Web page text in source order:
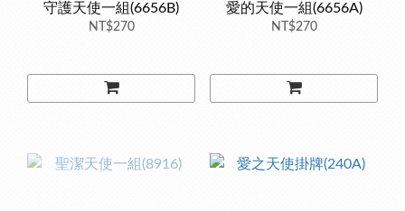
守護天使一組(6656B)
NT$270
愛的天使一組(6656A)
NT$270